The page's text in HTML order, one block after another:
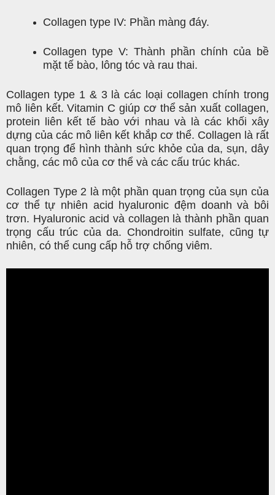
Collagen type IV: Phần màng đáy.
Collagen type V: Thành phần chính của bề
mặt tế bào, lông tóc và rau thai.
Collagen type 1 & 3 là các loại collagen chính trong
mô liên kết. Vitamin C giúp cơ thể sản xuất collagen,
protein liên kết tế bào với nhau và là các khối xây
dựng của các mô liên kết khắp cơ thể. Collagen là rất
quan trọng để hình thành sức khỏe của da, sụn, dây
chằng, các mô của cơ thể và các cấu trúc khác.
Collagen Type 2 là một phần quan trọng của sụn của
cơ thể tự nhiên acid hyaluronic đệm doanh và bôi
trơn. Hyaluronic acid và collagen là thành phần quan
trọng cấu trúc của da. Chondroitin sulfate, cũng tự
nhiên, có thể cung cấp hỗ trợ chống viêm.